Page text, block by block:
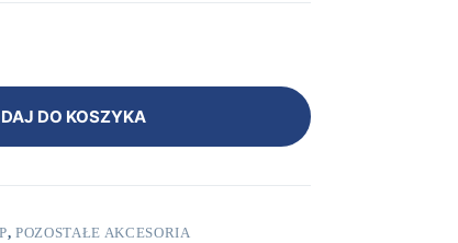
DO KOSZYKA
,POZOSTAŁE AKCESORIA